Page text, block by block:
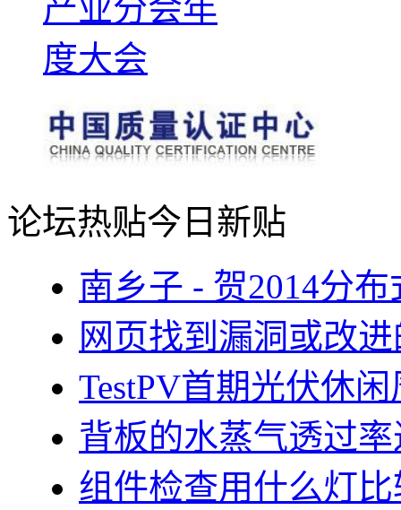
论坛热贴今日新贴
南乡子 - 贺2014分
网页找到漏洞或改
TestPV首期光伏休
背板的水蒸气透过
组件检查用什么灯